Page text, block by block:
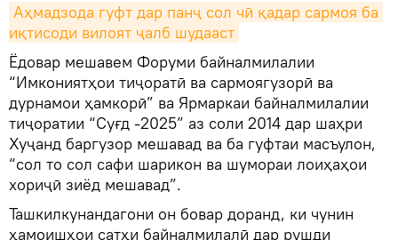
Аҳмадзода гуфт дар панҷ сол чӣ қадар сармоя ба
иқтисоди вилоят ҷалб шудааст
Ёдовар мешавем Форуми байналмилалии
“Имкониятҳои тиҷоратӣ ва сармоягузорӣ ва
дурнамои ҳамкорӣ” ва Ярмаркаи байналмилалии
тиҷоратии “Суғд -2025” аз соли 2014 дар шаҳри
Хуҷанд баргузор мешавад ва ба гуфтаи масъулон,
“сол то сол сафи шарикон ва шумораи лоиҳаҳои
хориҷӣ зиёд мешавад”.
Ташкилкунандагони он бовар доранд, ки чунин
ҳамоишҳои сатҳи байналмилалӣ дар рушди